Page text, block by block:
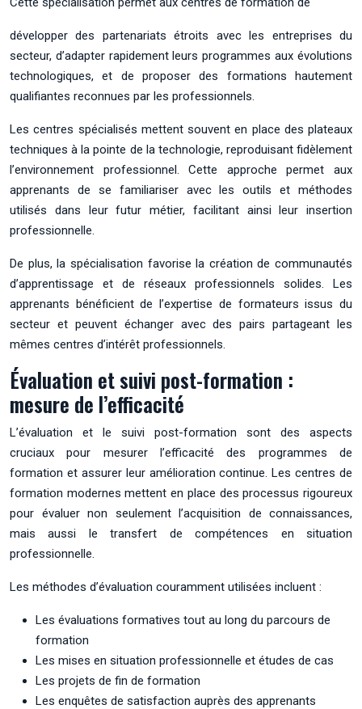
développer des partenariats étroits avec les entreprises du
secteur, d’adapter rapidement leurs programmes aux évolutions
technologiques, et de proposer des formations hautement
qualifiantes reconnues par les professionnels.
Les centres spécialisés mettent souvent en place des plateaux
techniques à la pointe de la technologie, reproduisant fidèlement
l’environnement professionnel. Cette approche permet aux
apprenants de se familiariser avec les outils et méthodes
utilisés dans leur futur métier, facilitant ainsi leur insertion
professionnelle.
De plus, la spécialisation favorise la création de communautés
d’apprentissage et de réseaux professionnels solides. Les
apprenants bénéficient de l’expertise de formateurs issus du
secteur et peuvent échanger avec des pairs partageant les
mêmes centres d’intérêt professionnels.
Évaluation et suivi post-formation :
mesure de l’efficacité
L’évaluation et le suivi post-formation sont des aspects
cruciaux pour mesurer l’efficacité des programmes de
formation et assurer leur amélioration continue. Les centres de
formation modernes mettent en place des processus rigoureux
pour évaluer non seulement l’acquisition de connaissances,
mais aussi le transfert de compétences en situation
professionnelle.
Les méthodes d’évaluation couramment utilisées incluent :
Les évaluations formatives tout au long du parcours de
formation
Les mises en situation professionnelle et études de cas
Les projets de fin de formation
Les enquêtes de satisfaction auprès des apprenants